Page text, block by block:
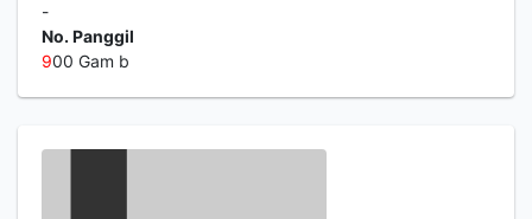
-
No. Panggil
900 Gam b